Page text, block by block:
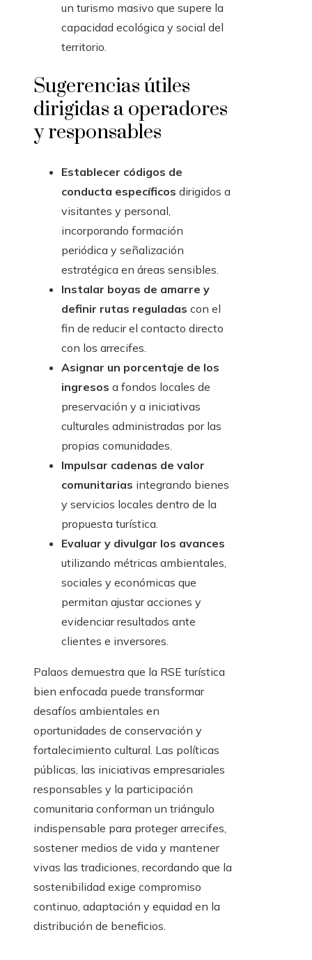
un turismo masivo que supere la
capacidad ecológica y social del
territorio.
Sugerencias útiles
dirigidas a operadores
y responsables
Establecer códigos de
conducta específicos dirigidos a
visitantes y personal,
incorporando formación
periódica y señalización
estratégica en áreas sensibles.
Instalar boyas de amarre y
definir rutas reguladas con el
fin de reducir el contacto directo
con los arrecifes.
Asignar un porcentaje de los
ingresos a fondos locales de
preservación y a iniciativas
culturales administradas por las
propias comunidades.
Impulsar cadenas de valor
comunitarias integrando bienes
y servicios locales dentro de la
propuesta turística.
Evaluar y divulgar los avances
utilizando métricas ambientales,
sociales y económicas que
permitan ajustar acciones y
evidenciar resultados ante
clientes e inversores.
Palaos demuestra que la RSE turística
bien enfocada puede transformar
desafíos ambientales en
oportunidades de conservación y
fortalecimiento cultural. Las políticas
públicas, las iniciativas empresariales
responsables y la participación
comunitaria conforman un triángulo
indispensable para proteger arrecifes,
sostener medios de vida y mantener
vivas las tradiciones, recordando que la
sostenibilidad exige compromiso
continuo, adaptación y equidad en la
distribución de beneficios.